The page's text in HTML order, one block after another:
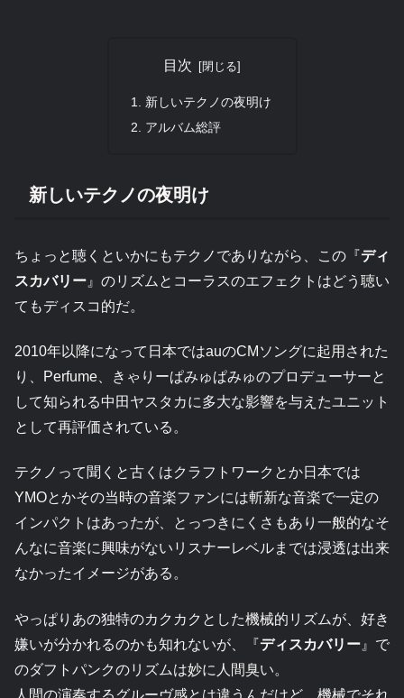
目次
新しいテクノの夜明け
アルバム総評
新しいテクノの夜明け
ちょっと聴くといかにもテクノでありながら、この『ディ
スカバリー 』のリズムとコーラスのエフェクトはどう聴い
てもディスコ的だ。
2010年以降になって日本ではauのCMソングに起用された
り、Perfume、きゃりーぱみゅぱみゅのプロデューサーと
して知られる中田ヤスタカに多大な影響を与えたユニット
として再評価されている。
テクノって聞くと古くはクラフトワークとか日本では
YMOとかその当時の音楽ファンには斬新な音楽で一定の
インパクトはあったが、とっつきにくさもあり一般的なそ
んなに音楽に興味がないリスナーレベルまでは浸透は出来
なかったイメージがある。
やっぱりあの独特のカクカクとした機械的リズムが、好き
嫌いが分かれるのかも知れないが、『ディスカバリー 』で
のダフトパンクのリズムは妙に人間臭い。
人間の演奏するグルーヴ感とは違うんだけど、機械でそれ